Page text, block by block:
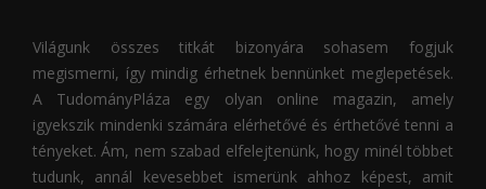
Világunk összes titkát bizonyára sohasem fogjuk
megismerni, így mindig érhetnek bennünket meglepetések.
A TudományPláza egy olyan online magazin, amely
igyekszik mindenki számára elérhetővé és érthetővé tenni a
tényeket. Ám, nem szabad elfelejtenünk, hogy minél többet
tudunk, annál kevesebbet ismerünk ahhoz képest, amit